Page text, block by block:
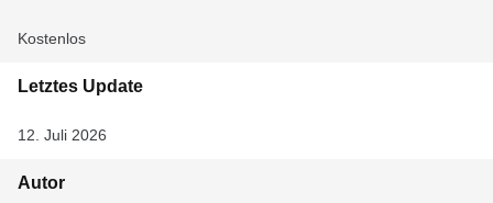
Kostenlos
Letztes Update
12. Juli 2026
Autor